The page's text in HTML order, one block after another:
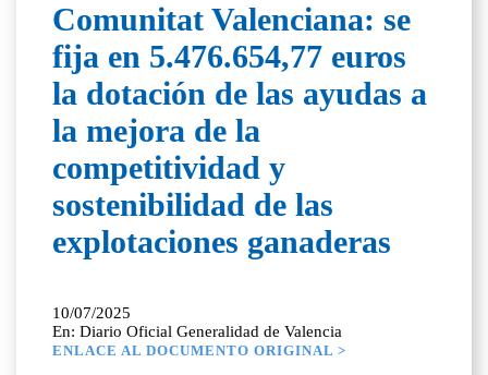
Comunitat Valenciana: se
fija en 5.476.654,77 euros
la dotación de las ayudas a
la mejora de la
competitividad y
sostenibilidad de las
explotaciones ganaderas
10/07/2025
En: Diario Oficial Generalidad de Valencia
ENLACE AL DOCUMENTO ORIGINAL >